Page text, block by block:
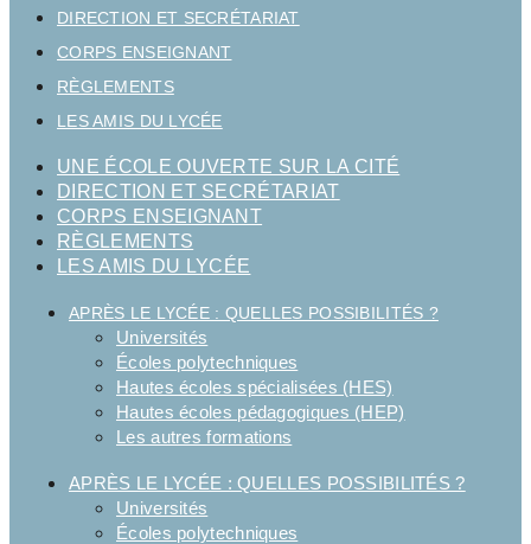
DIRECTION ET SECRÉTARIAT
CORPS ENSEIGNANT
RÈGLEMENTS
LES AMIS DU LYCÉE
UNE ÉCOLE OUVERTE SUR LA CITÉ
DIRECTION ET SECRÉTARIAT
CORPS ENSEIGNANT
RÈGLEMENTS
LES AMIS DU LYCÉE
APRÈS LE LYCÉE : QUELLES POSSIBILITÉS ?
Universités
Écoles polytechniques
Hautes écoles spécialisées (HES)
Hautes écoles pédagogiques (HEP)
Les autres formations
APRÈS LE LYCÉE : QUELLES POSSIBILITÉS ?
Universités
Écoles polytechniques